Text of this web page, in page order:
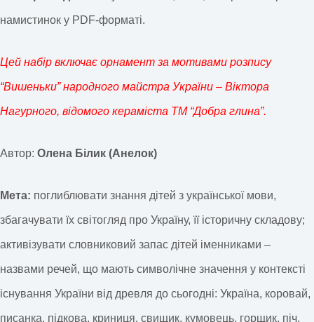
намистинок у PDF-форматі.
Цей набір включає орнамент за мотивами розпису
“Вишеньки” народного майстра України – Віктора
Нагурного, відомого кераміста ТМ “Добра глина”.
Автор: Олена Білик (Анелок)
Мета: поглиблювати знання дітей з української мови,
збагачувати їх світогляд про Україну, її історичну складову;
активізувати словниковий запас дітей іменниками –
назвами речей, що мають символічне значення у контексті
існування України від древля до сьогодні: Україна, коровай,
писанка, підкова, криниця, свищик, кумовець, горщик, піч,